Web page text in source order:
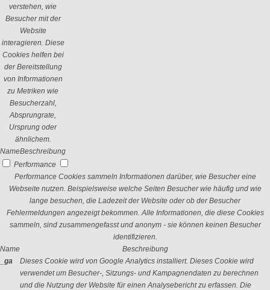
verstehen, wie
Besucher mit der
Website
interagieren. Diese
Cookies helfen bei
der Bereitstellung
von Informationen
zu Metriken wie
Besucherzahl,
Absprungrate,
Ursprung oder
ähnlichem.
NameBeschreibung
Performance
Performance Cookies sammeln Informationen darüber, wie Besucher eine
Webseite nutzen. Beispielsweise welche Seiten Besucher wie häufig und wie
lange besuchen, die Ladezeit der Website oder ob der Besucher
Fehlermeldungen angezeigt bekommen. Alle Informationen, die diese Cookies
sammeln, sind zusammengefasst und anonym - sie können keinen Besucher
identifizieren.
Name
Beschreibung
_ga
Dieses Cookie wird von Google Analytics installiert. Dieses Cookie wird
verwendet um Besucher-, Sitzungs- und Kampagnendaten zu berechnen
und die Nutzung der Website für einen Analysebericht zu erfassen. Die